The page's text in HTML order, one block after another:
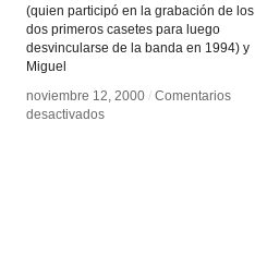
(quien participó en la grabación de los
dos primeros casetes para luego
desvincularse de la banda en 1994) y
Miguel
noviembre 12, 2000 / Comentarios
desactivadosen
noviembre 12, 2000 / Comentarios
desactivadosen